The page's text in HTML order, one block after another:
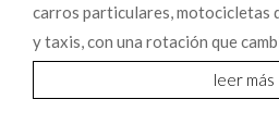
carros particulares, motocicletas
y taxis, con una rotación que
leer más